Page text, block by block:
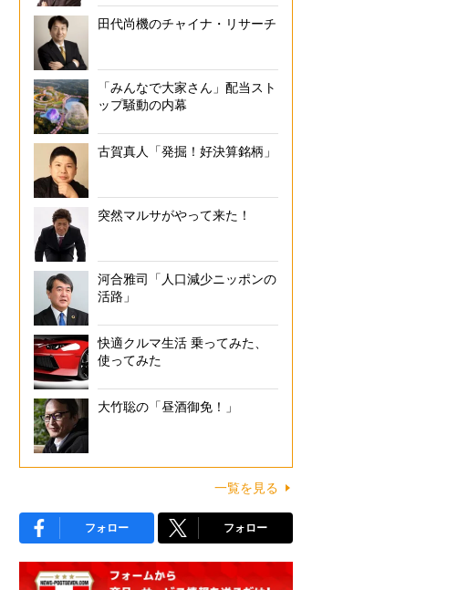
田代尚機のチャイナ・リサーチ
「みんなで大家さん」配当スト
ップ騒動の内幕
古賀真人「発掘！好決算銘柄」
突然マルサがやって来た！
河合雅司「人口減少ニッポンの
活路」
快適クルマ生活 乗ってみた、
使ってみた
大竹聡の「昼酒御免！」
一覧を見る
フォロー フォロー